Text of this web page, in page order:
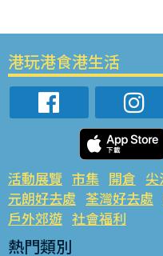
港玩港食港生活
活動展覽 市集 開倉
元朗好去處 荃灣好去處
戶外郊遊 社會福利
熱門類別